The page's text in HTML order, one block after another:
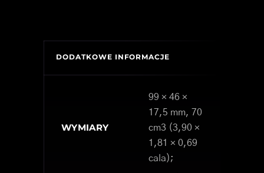
DODATKOWE INFORMACJE
WYMIARY
99 × 46 ×
17,5 mm, 70
cm3 (3,90 ×
1,81 × 0,69
cala);